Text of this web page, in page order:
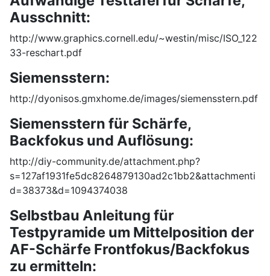
Ausschnitt:
http://www.graphics.cornell.edu/~westin/misc/ISO_122
33-reschart.pdf
Siemensstern:
http://dyonisos.gmxhome.de/images/siemensstern.pdf
Siemensstern für Schärfe,
Backfokus und Auflösung:
http://diy-community.de/attachment.php?
s=127af1931fe5dc8264879130ad2c1bb2&attachmenti
d=38373&d=1094374038
Selbstbau Anleitung für
Testpyramide um Mittelposition der
AF-Schärfe Frontfokus/Backfokus
zu ermitteln: